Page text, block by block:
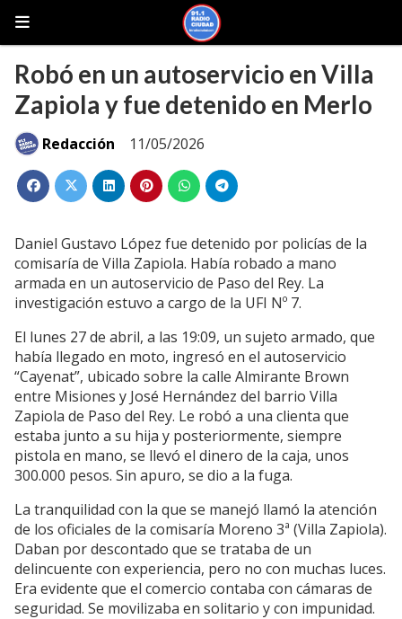
Robó en un autoservicio en Villa
Zapiola y fue detenido en Merlo
11/05/2026
Redacción
Daniel Gustavo López fue detenido por policías de la
comisaría de Villa Zapiola. Había robado a mano
armada en un autoservicio de Paso del Rey. La
investigación estuvo a cargo de la UFI Nº 7.
El lunes 27 de abril, a las 19:09, un sujeto armado, que
había llegado en moto, ingresó en el autoservicio
“Cayenat”, ubicado sobre la calle Almirante Brown
entre Misiones y José Hernández del barrio Villa
Zapiola de Paso del Rey. Le robó a una clienta que
estaba junto a su hija y posteriormente, siempre
pistola en mano, se llevó el dinero de la caja, unos
300.000 pesos. Sin apuro, se dio a la fuga.
La tranquilidad con la que se manejó llamó la atención
de los oficiales de la comisaría Moreno 3ª (Villa Zapiola).
Daban por descontado que se trataba de un
delincuente con experiencia, pero no con muchas luces.
Era evidente que el comercio contaba con cámaras de
seguridad. Se movilizaba en solitario y con impunidad.